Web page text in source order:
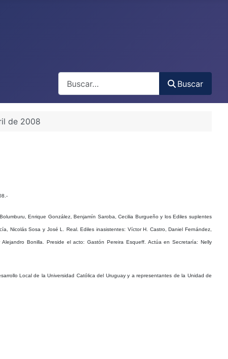
Buscar
de 2008
Enrique González, Benjamín Saroba, Cecilia Burgueño y los Ediles suplentes
Nicolás Sosa y José L. Real. Ediles inasistentes: Víctor H. Castro, Daniel Fernández,
Bonilla. Preside el acto: Gastón Pereira Esqueff. Actúa en Secretaría: Nelly
Local de la Universidad Católica del Uruguay y a representantes de la Unidad de